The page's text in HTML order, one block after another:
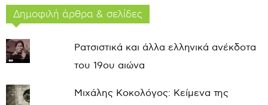
Δημοφιλή άρθρα & σελίδες
Ρατσιστικά και άλλα ελληνικά ανέκδοτα
του 19ου αιώνα
Μιχάλης Κοκολόγος: Κείμενα της